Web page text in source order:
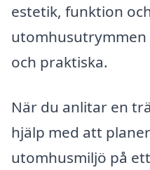
estetik, funktion
utomhusutrymmen
och praktiska.
När du anlitar en
hjälp med att
utomhusmiljö på